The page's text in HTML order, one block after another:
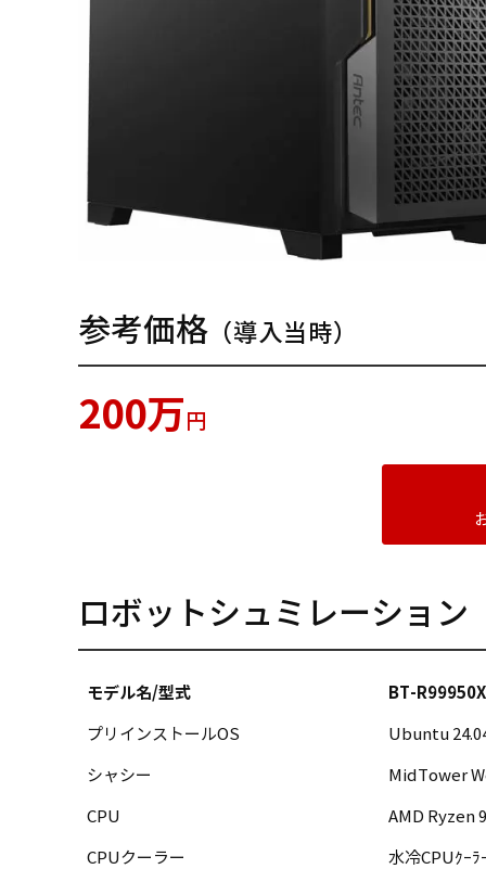
参考価格 （導入当時）
200万円
ロボットシュミレーショ
モデル名/型式 BT-
プリインストールOS Ubuntu
シャシー MidTower
CPU AMD Ryzen
CPUクーラー 水冷CPUｸｰ